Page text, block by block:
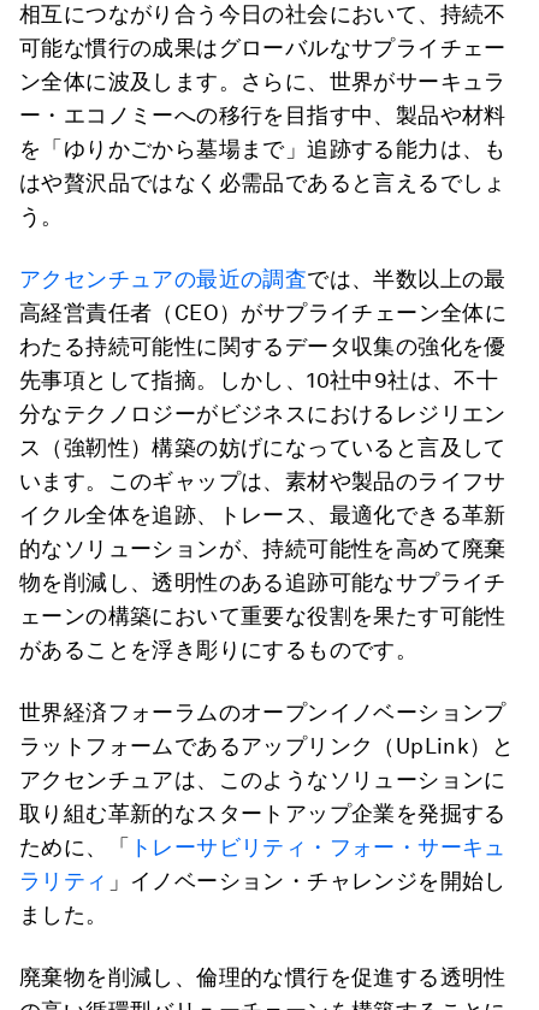
相互につながり合う今日の社会において、持続不
可能な慣行の成果はグローバルなサプライチェー
ン全体に波及します。さらに、世界がサーキュラ
ー・エコノミーへの移行を目指す中、製品や材料
を「ゆりかごから墓場まで」追跡する能力は、も
はや贅沢品ではなく必需品であると言えるでしょ
う。
アクセンチュアの最近の調査では、半数以上の最
高経営責任者（CEO）がサプライチェーン全体に
わたる持続可能性に関するデータ収集の強化を優
先事項として指摘。しかし、10社中9社は、不十
分なテクノロジーがビジネスにおけるレジリエン
ス（強靭性）構築の妨げになっていると言及して
います。このギャップは、素材や製品のライフサ
イクル全体を追跡、トレース、最適化できる革新
的なソリューションが、持続可能性を高めて廃棄
物を削減し、透明性のある追跡可能なサプライチ
ェーンの構築において重要な役割を果たす可能性
があることを浮き彫りにするものです。
世界経済フォーラムのオープンイノベーションプ
ラットフォームであるアップリンク（UpLink）と
アクセンチュアは、このようなソリューションに
取り組む革新的なスタートアップ企業を発掘する
ために、「 トレーサビリティ・フォー・サーキュ
ラリティ 」イノベーション・チャレンジを開始し
ました。
廃棄物を削減し、倫理的な慣行を促進する透明性